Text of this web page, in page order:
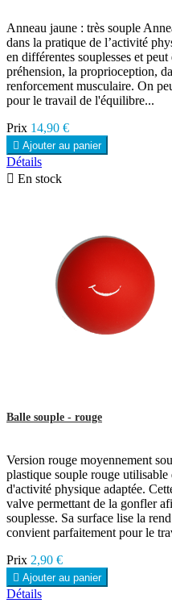
Anneau jaune : très souple
dans la pratique de l’activité
en différentes souplesses et
préhension, la proprioception,
renforcement musculaire. On
pour le travail de l'équilibre...
Prix 14,90 €
 Ajouter au panier
Détails
 En stock
Balle souple - rouge
Version rouge moyennement
plastique souple rouge
d'activité physique adaptée.
valve permettant de la gonfler
souplesse. Sa surface lise la
convient parfaitement pour le
Prix 2,90 €
 Ajouter au panier
Détails